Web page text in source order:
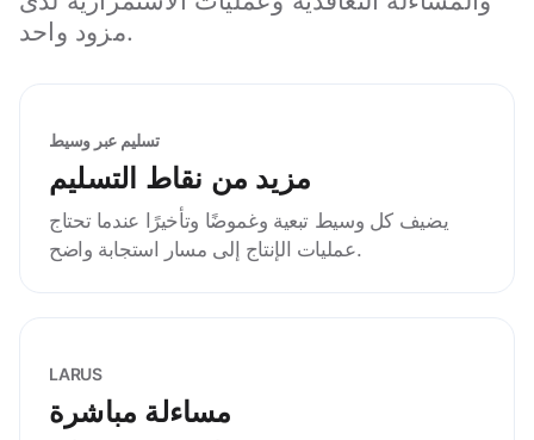
مزود واحد.
تسليم عبر وسيط
مزيد من نقاط التسليم
يضيف كل وسيط تبعية وغموضًا وتأخيرًا عندما تحتاج
عمليات الإنتاج إلى مسار استجابة واضح.
LARUS
مساءلة مباشرة